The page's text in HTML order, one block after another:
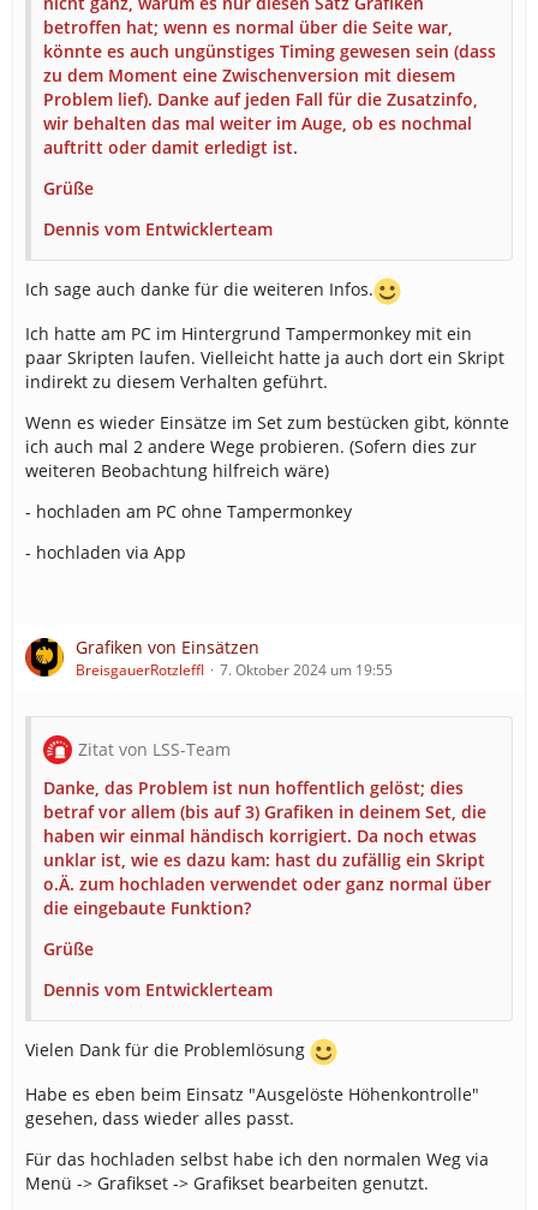
betroffen hat; wenn es normal über die Seite war,
könnte es auch ungünstiges Timing gewesen sein (dass
zu dem Moment eine Zwischenversion mit diesem
Problem lief). Danke auf jeden Fall für die Zusatzinfo,
wir behalten das mal weiter im Auge, ob es nochmal
auftritt oder damit erledigt ist.
Grüße
Dennis vom Entwicklerteam
Ich sage auch danke für die weiteren Infos.
Ich hatte am PC im Hintergrund Tampermonkey mit ein
paar Skripten laufen. Vielleicht hatte ja auch dort ein Skript
indirekt zu diesem Verhalten geführt.
Wenn es wieder Einsätze im Set zum bestücken gibt, könnte
ich auch mal 2 andere Wege probieren. (Sofern dies zur
weiteren Beobachtung hilfreich wäre)
- hochladen am PC ohne Tampermonkey
- hochladen via App
Grafiken von Einsätzen
BreisgauerRotzleffl 7. Oktober 2024 um 19:55
Zitat von LSS-Team
Danke, das Problem ist nun hoffentlich gelöst; dies
betraf vor allem (bis auf 3) Grafiken in deinem Set, die
haben wir einmal händisch korrigiert. Da noch etwas
unklar ist, wie es dazu kam: hast du zufällig ein Skript
o.Ä. zum hochladen verwendet oder ganz normal über
die eingebaute Funktion?
Grüße
Dennis vom Entwicklerteam
Vielen Dank für die Problemlösung
Habe es eben beim Einsatz "Ausgelöste Höhenkontrolle"
gesehen, dass wieder alles passt.
Für das hochladen selbst habe ich den normalen Weg via
Menü -> Grafikset -> Grafikset bearbeiten genutzt.